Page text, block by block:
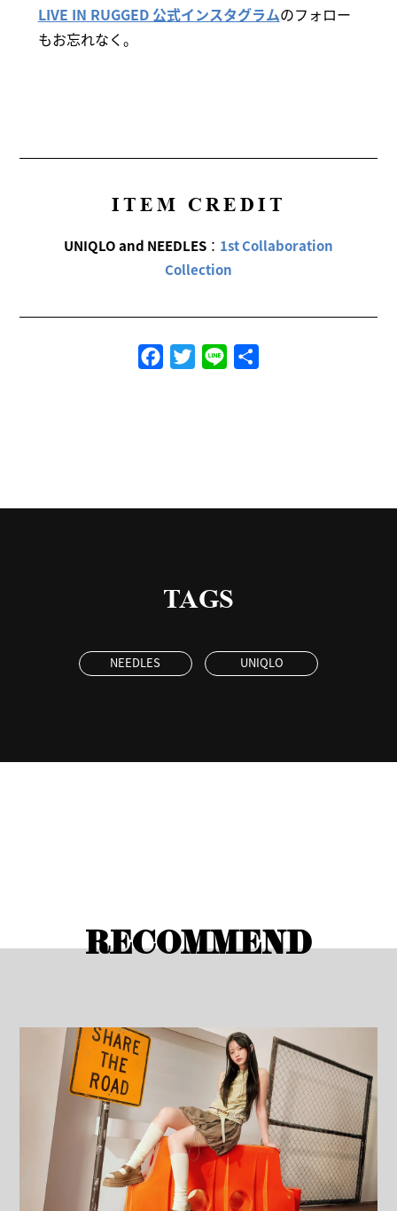
LIVE IN RUGGED 公式インスタグラムのフォロー
もお忘れなく。
ITEM CREDIT
UNIQLO and NEEDLES： 1st Collaboration
Collection
FacebookTwitterLine
TAGS
NEEDLES UNIQLO
RECOMMEND